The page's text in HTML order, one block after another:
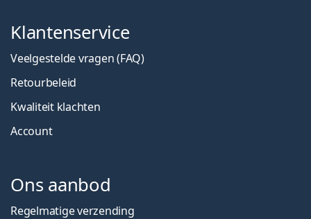
Klantenservice
Veelgestelde vragen (FAQ)
Retourbeleid
Kwaliteit klachten
Account
Ons aanbod
Regelmatige verzending